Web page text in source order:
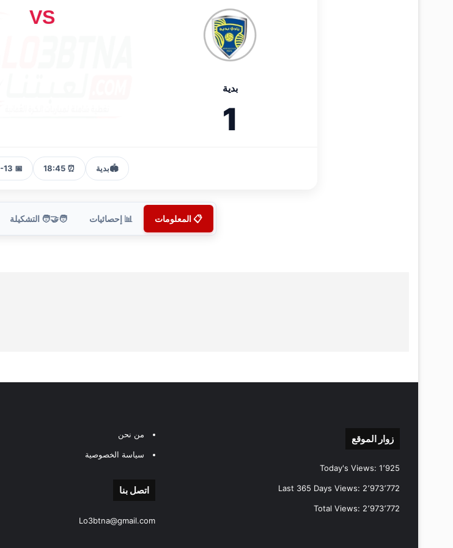
بدية
1
VS
🏟️بدية ⏰ 18:45
📅 2018-09-13
📋 المعلومات 📊 إحصائيات 🧑‍🤝‍🧑 التشكيلة
زوار الموقع
Today's Views: 1٬925
Last 365 Days Views: 2٬973٬772
Total Views: 2٬973٬772
من نحن
سياسة الخصوصية
اتصل بنا
Lo3btna@gmail.com